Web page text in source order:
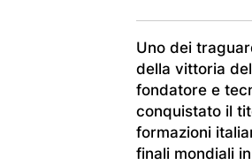
Uno dei
della vittoria
fondatore e
conquistato il
formazioni
finali mondiali